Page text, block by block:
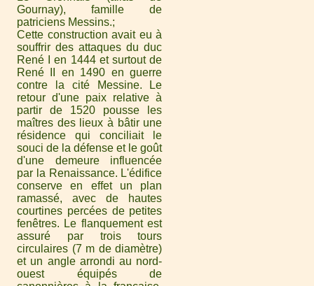
Gournay), famille de
patriciens Messins.
Cette construction avait eu à
souffrir des attaques du duc
René I en 1444 et surtout de
René II en 1490 en guerre
contre la cité Messine. Le
retour d'une paix relative à
partir de 1520 pousse les
maîtres des lieux à bâtir une
résidence qui conciliait le
souci de la défense et le goût
d'une demeure influencée
par la Renaissance. L'édifice
conserve en effet un plan
ramassé, avec de hautes
courtines percées de petites
fenêtres. Le flanquement est
assuré par trois tours
circulaires (7 m de diamètre)
et un angle arrondi au nord-
ouest équipés de